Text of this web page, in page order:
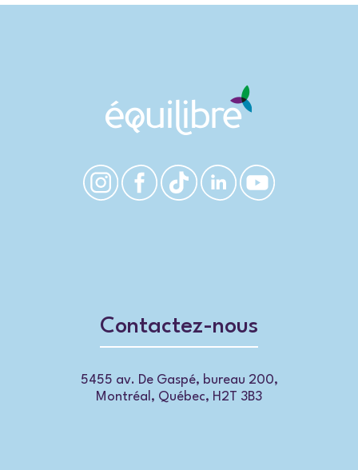
Contactez-nous
5455 av. De Gaspé, bureau 200,
Montréal, Québec, H2T 3B3